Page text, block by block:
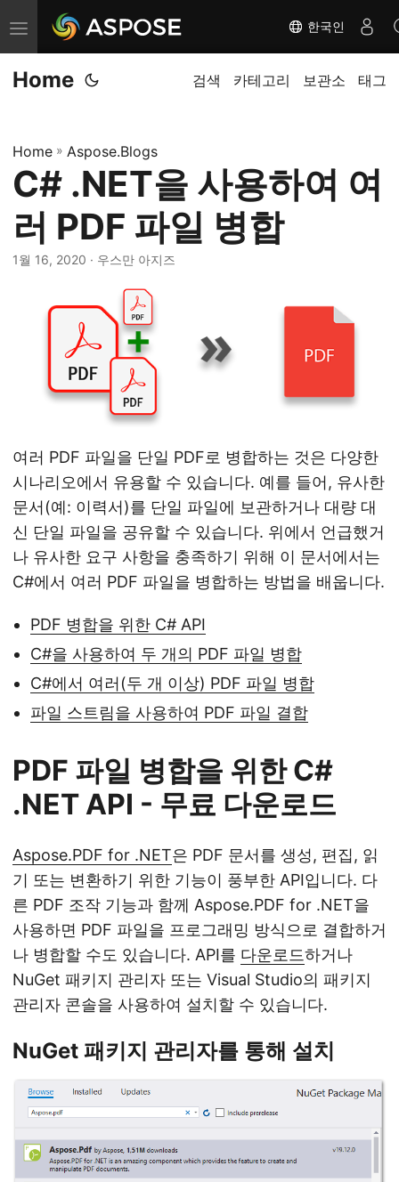
탐
색
전
한국인
Home 검색 카테고리 보관소 태그
Home » Aspose.Blogs
C# .NET을 사용하여 여
러 PDF 파일 병합
1월 16, 2020 · 우스만 아지즈
여러 PDF 파일을 단일 PDF로 병합하는 것은 다양한
시나리오에서 유용할 수 있습니다. 예를 들어, 유사한
문서(예: 이력서)를 단일 파일에 보관하거나 대량 대
신 단일 파일을 공유할 수 있습니다. 위에서 언급했거
나 유사한 요구 사항을 충족하기 위해 이 문서에서는
C#에서 여러 PDF 파일을 병합하는 방법을 배웁니다.
PDF 병합을 위한 C# API
C#을 사용하여 두 개의 PDF 파일 병합
C#에서 여러(두 개 이상) PDF 파일 병합
파일 스트림을 사용하여 PDF 파일 결합
PDF 파일 병합을 위한 C#
.NET API - 무료 다운로드
Aspose.PDF for .NET은 PDF 문서를 생성, 편집, 읽
기 또는 변환하기 위한 기능이 풍부한 API입니다. 다
른 PDF 조작 기능과 함께 Aspose.PDF for .NET을
사용하면 PDF 파일을 프로그래밍 방식으로 결합하거
나 병합할 수도 있습니다. API를 다운로드하거나
NuGet 패키지 관리자 또는 Visual Studio의 패키지
관리자 콘솔을 사용하여 설치할 수 있습니다.
NuGet 패키지 관리자를 통해 설치